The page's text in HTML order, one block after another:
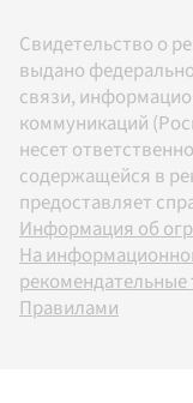
Свидетельство о
выдано
связи,
коммуникаций
несет
содержащейся в
предоставляет
Информация об
На
рекомендательные
Правилами